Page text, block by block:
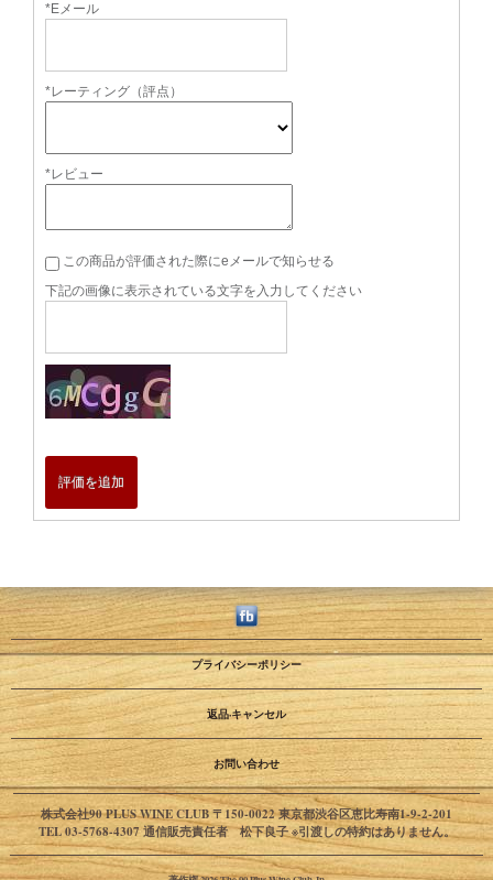
*Eメール
*レーティング（評点）
*レビュー
この商品が評価された際にeメールで知らせる
下記の画像に表示されている文字を入力してください
評価を追加
プライバシーポリシー
返品·キャンセル
お問い合わせ
株式会社90 PLUS WINE CLUB 〒150-0022 東京都渋谷区恵比寿南1-9-2-201
TEL 03-5768-4307 通信販売責任者 松下良子 ※引渡しの特約はありません。